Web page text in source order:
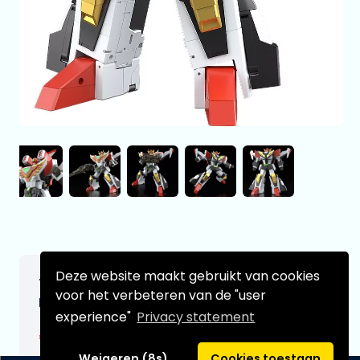
Deze website maakt gebruikt van cookies
voor het verbeteren van de "user
experience" Privacy statement
The Brave Fighter of Sun Fighbird Action
Figure The Gattai Granbird 25 cm
€229,99